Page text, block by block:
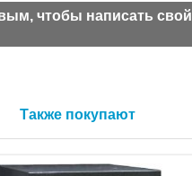
чтобы написать свой
Также покупают